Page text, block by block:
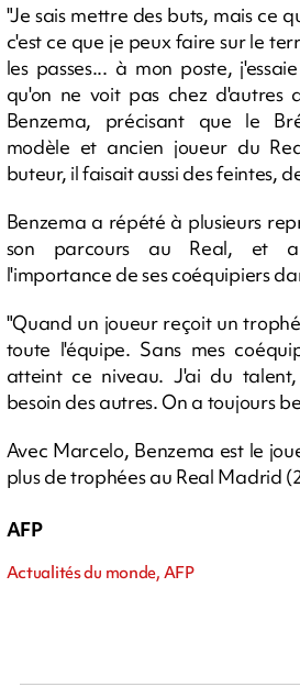
"Je sais mettre des buts, mais ce
c'est ce que je peux faire sur le
les passes... à mon poste,
qu'on ne voit pas chez d'autres
Benzema, précisant que le
modèle et ancien joueur du
buteur, il faisait aussi des feintes,
Benzema a répété à plusieurs
son parcours au Real, et a
l'importance de ses coéquipiers
"Quand un joueur reçoit un
toute l'équipe. Sans mes
atteint ce niveau. J'ai du
besoin des autres. On a toujours
Avec Marcelo, Benzema est le
plus de trophées au Real Madrid
AFP
Actualités du monde, AFP